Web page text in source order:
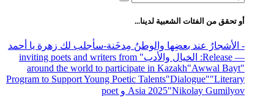
أو تحقق من الفئات الشعبية لدينا...
- الأشجارُ عند بعضِها والوطنُ مِدخَنة-سأجلب لك زهرة يا أحمد
— Release
: الخيال والأدب
" inviting poets and writers from
around the world to participate in Kazakh"Awwal Bayt"
Program to Support Young Poetic Talents"Dialogue""Literary
Asia 2025"Nikolay Gumilyov و poet